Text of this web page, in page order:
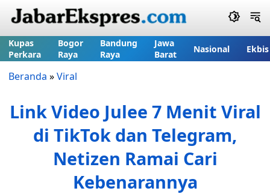
Kupas
Perkara
Bogor
Raya
Bandung
Raya
Jawa
Barat
Nasional Ekbis
Beranda »Viral
Link Video Julee 7 Menit Viral
di TikTok dan Telegram,
Netizen Ramai Cari
Kebenarannya